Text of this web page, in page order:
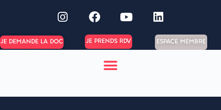
JE DEMANDE LA DOC JE PRENDS RDV ESPACE MEMBRE